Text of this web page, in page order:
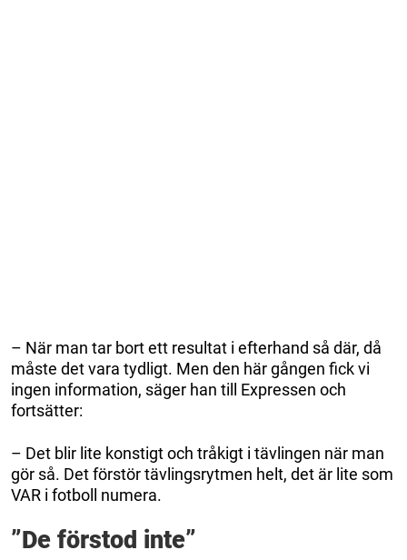
– När man tar bort ett resultat i efterhand så där, då
måste det vara tydligt. Men den här gången fick vi
ingen information, säger han till Expressen och
fortsätter:
– Det blir lite konstigt och tråkigt i tävlingen när man
gör så. Det förstör tävlingsrytmen helt, det är lite som
VAR i fotboll numera.
”De förstod inte”